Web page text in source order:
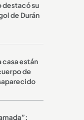
destacó su
de Durán
casa están
de